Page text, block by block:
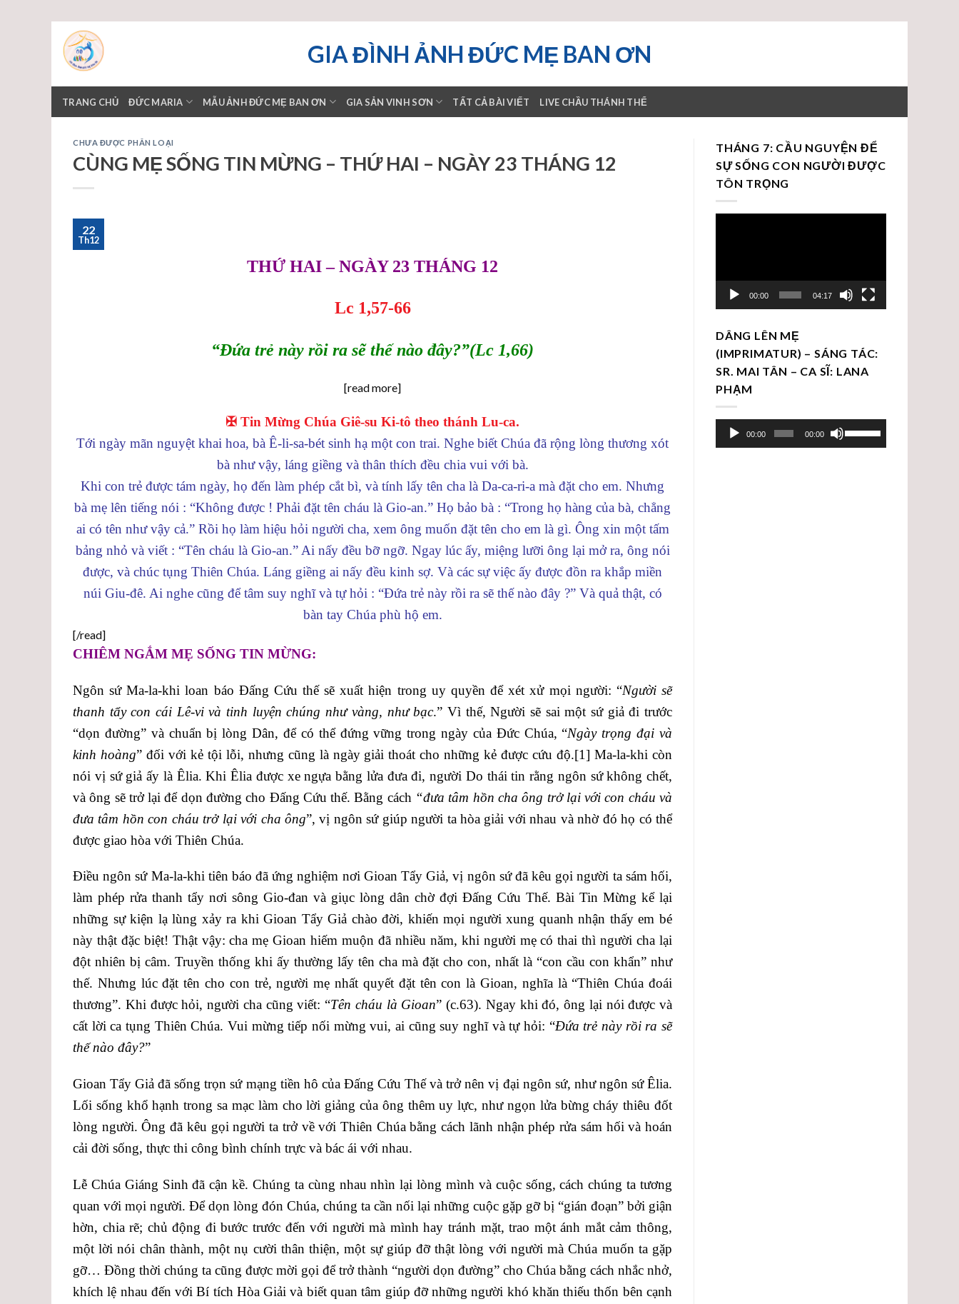
content
GIA ĐÌNH ẢNH ĐỨC MẸ BAN ƠN
TRANG CHỦ ĐỨC MARIA MẪU ẢNH ĐỨC MẸ BAN ƠN GIA SẢN VINH SƠN TẤT CẢ BÀI VIẾT LIVE CHẦU THÁNH THỂ
CHƯA ĐƯỢC PHÂN LOẠI
CÙNG MẸ SỐNG TIN MỪNG – THỨ HAI – NGÀY 23 THÁNG 12
22
Th12
THỨ HAI – NGÀY 23 THÁNG 12
Lc 1,57-66
“Đứa trẻ này rồi ra sẽ thế nào đây?”(Lc 1,66)
[read more]
✠ Tin Mừng Chúa Giê-su Ki-tô theo thánh Lu-ca.
Tới ngày mãn nguyệt khai hoa, bà Ê-li-sa-bét sinh hạ một con trai. Nghe biết Chúa đã rộng lòng thương xót
bà như vậy, láng giềng và thân thích đều chia vui với bà.
Khi con trẻ được tám ngày, họ đến làm phép cắt bì, và tính lấy tên cha là Da-ca-ri-a mà đặt cho em. Nhưng
bà mẹ lên tiếng nói : “Không được ! Phải đặt tên cháu là Gio-an.” Họ bảo bà : “Trong họ hàng của bà, chẳng
ai có tên như vậy cả.” Rồi họ làm hiệu hỏi người cha, xem ông muốn đặt tên cho em là gì. Ông xin một tấm
bảng nhỏ và viết : “Tên cháu là Gio-an.” Ai nấy đều bỡ ngỡ. Ngay lúc ấy, miệng lưỡi ông lại mở ra, ông nói
được, và chúc tụng Thiên Chúa. Láng giềng ai nấy đều kinh sợ. Và các sự việc ấy được đồn ra khắp miền
núi Giu-đê. Ai nghe cũng để tâm suy nghĩ và tự hỏi : “Đứa trẻ này rồi ra sẽ thế nào đây ?” Và quả thật, có
bàn tay Chúa phù hộ em.
[/read]
CHIÊM NGẮM MẸ SỐNG TIN MỪNG:
Ngôn sứ Ma-la-khi loan báo Đấng Cứu thế sẽ xuất hiện trong uy quyền để xét xử mọi người: “Người sẽ
thanh tẩy con cái Lê-vi và tinh luyện chúng như vàng, như bạc.” Vì thế, Người sẽ sai một sứ giả đi trước
“dọn đường” và chuẩn bị lòng Dân, để có thể đứng vững trong ngày của Đức Chúa, “Ngày trọng đại và
kinh hoàng” đối với kẻ tội lỗi, nhưng cũng là ngày giải thoát cho những kẻ được cứu độ.[1] Ma-la-khi còn
nói vị sứ giả ấy là Êlia. Khi Êlia được xe ngựa bằng lửa đưa đi, người Do thái tin rằng ngôn sứ không chết,
và ông sẽ trở lại để dọn đường cho Đấng Cứu thế. Bằng cách “đưa tâm hồn cha ông trở lại với con cháu và
đưa tâm hồn con cháu trở lại với cha ông”, vị ngôn sứ giúp người ta hòa giải với nhau và nhờ đó họ có thể
được giao hòa với Thiên Chúa.
Điều ngôn sứ Ma-la-khi tiên báo đã ứng nghiệm nơi Gioan Tẩy Giả, vị ngôn sứ đã kêu gọi người ta sám hối,
làm phép rửa thanh tẩy nơi sông Gio-đan và giục lòng dân chờ đợi Đấng Cứu Thế. Bài Tin Mừng kể lại
những sự kiện lạ lùng xảy ra khi Gioan Tẩy Giả chào đời, khiến mọi người xung quanh nhận thấy em bé
này thật đặc biệt! Thật vậy: cha mẹ Gioan hiếm muộn đã nhiều năm, khi người mẹ có thai thì người cha lại
đột nhiên bị câm. Truyền thống khi ấy thường lấy tên cha mà đặt cho con, nhất là “con cầu con khẩn” như
thế. Nhưng lúc đặt tên cho con trẻ, người mẹ nhất quyết đặt tên con là Gioan, nghĩa là “Thiên Chúa đoái
thương”. Khi được hỏi, người cha cũng viết: “Tên cháu là Gioan” (c.63). Ngay khi đó, ông lại nói được và
cất lời ca tụng Thiên Chúa. Vui mừng tiếp nối mừng vui, ai cũng suy nghĩ và tự hỏi: “Đứa trẻ này rồi ra sẽ
thế nào đây?”
Gioan Tẩy Giả đã sống trọn sứ mạng tiền hô của Đấng Cứu Thế và trở nên vị đại ngôn sứ, như ngôn sứ Êlia.
Lối sống khổ hạnh trong sa mạc làm cho lời giảng của ông thêm uy lực, như ngọn lửa bừng cháy thiêu đốt
lòng người. Ông đã kêu gọi người ta trở về với Thiên Chúa bằng cách lãnh nhận phép rửa sám hối và hoán
cải đời sống, thực thi công bình chính trực và bác ái với nhau.
Lễ Chúa Giáng Sinh đã cận kề. Chúng ta cùng nhau nhìn lại lòng mình và cuộc sống, cách chúng ta tương
quan với mọi người. Để dọn lòng đón Chúa, chúng ta cần nối lại những cuộc gặp gỡ bị “gián đoạn” bởi giận
hờn, chia rẽ; chủ động đi bước trước đến với người mà mình hay tránh mặt, trao một ánh mắt cảm thông,
một lời nói chân thành, một nụ cười thân thiện, một sự giúp đỡ thật lòng với người mà Chúa muốn ta gặp
gỡ… Đồng thời chúng ta cũng được mời gọi để trở thành “người dọn đường” cho Chúa bằng cách nhắc nhở,
khích lệ nhau đến với Bí tích Hòa Giải và biết quan tâm giúp đỡ những người khó khăn thiếu thốn bên cạnh
THÁNG 7: CẦU NGUYỆN ĐỂ
SỰ SỐNG CON NGƯỜI ĐƯỢC
TÔN TRỌNG
00:00 04:17
DÂNG LÊN MẸ
(IMPRIMATUR) – SÁNG TÁC:
SR. MAI TÂN – CA SĨ: LANA
PHẠM
Trình
chơi
00:00 00:00
dụng